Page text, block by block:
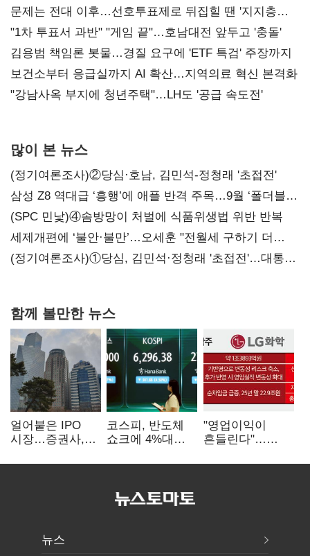
문제는 전대 이후…선호투표제로 뒤집힐 땐 '지지층
불복'
"1차 투표서 과반" "게임 끝"…호남대전 앞두고 '충돌'
김용범 책임론 봇물…경질 요구에 'ETF 특검' 주장까지
보건소부터 응급실까지 AI 확산…지역의료 혁신 본격화
"강남사옥 부지에 청년주택"…LH도 '공급 속도전'
많이 본 뉴스
(정기여론조사)②당심·호남, 김민석-정청래 '초접전'
삼성 Z8 역대급 ‘흥행’에 애플 반격 주목…9월 ‘폴더블
대전’
(SPC 민낯)④솜방망이 처벌에 식품위생법 위반 반복
세제개편에 ‘불안·불만’…오세훈 "전월세 구하기 더
힘들어질 것"
(정기여론조사)①당심, 김민석·정청래 '초접전'…대통령
함께 볼만한 뉴스
얼어붙은 IPO
시장…증권사,
전쟁' 기대
코스피, 반도체
쇼크에 4%대
5거래일째 상승
"영업이익이
흔들린다"…
18에 취약
뉴스